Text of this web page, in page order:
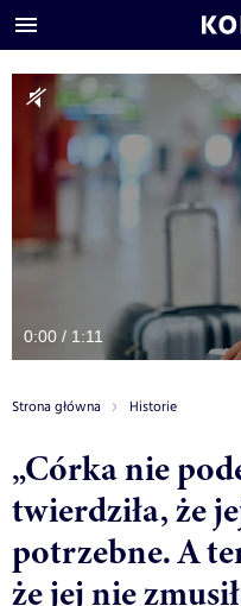
0:00 / 1:11
Strona główna Historie
„Córka nie
twierdziła, że
potrzebne. A
że jej nie